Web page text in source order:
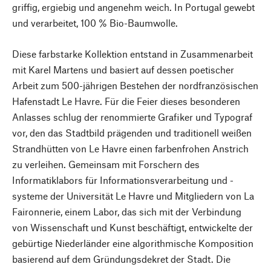
griffig, ergiebig und angenehm weich. In Portugal gewebt
und verarbeitet, 100 % Bio-Baumwolle.
Diese farbstarke Kollektion entstand in Zusammenarbeit
mit Karel Martens und basiert auf dessen poetischer
Arbeit zum 500-jährigen Bestehen der nordfranzösischen
Hafenstadt Le Havre. Für die Feier dieses besonderen
Anlasses schlug der renommierte Grafiker und Typograf
vor, den das Stadtbild prägenden und traditionell weißen
Strandhütten von Le Havre einen farbenfrohen Anstrich
zu verleihen. Gemeinsam mit Forschern des
Informatiklabors für Informationsverarbeitung und -
systeme der Universität Le Havre und Mitgliedern von La
Faironnerie, einem Labor, das sich mit der Verbindung
von Wissenschaft und Kunst beschäftigt, entwickelte der
gebürtige Niederländer eine algorithmische Komposition
basierend auf dem Gründungsdekret der Stadt. Die